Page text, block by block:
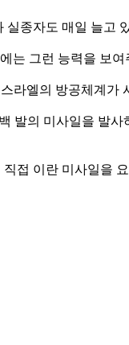
실종자도 매일 늘고
는 그런 능력을 보
라엘의 방공체계가
발의 미사일을 발
접 이란 미사일을